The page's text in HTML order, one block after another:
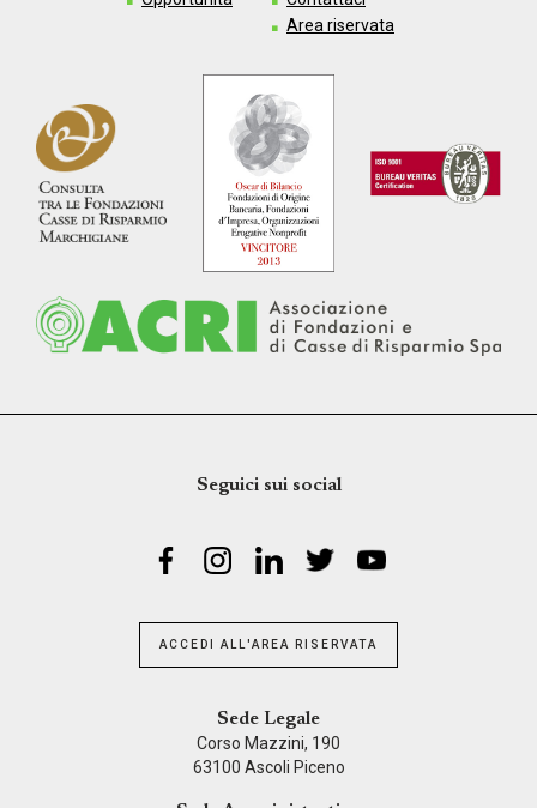
Area riservata
Seguici sui social
ACCEDI ALL'AREA RISERVATA
Sede Legale
Corso Mazzini, 190
63100 Ascoli Piceno